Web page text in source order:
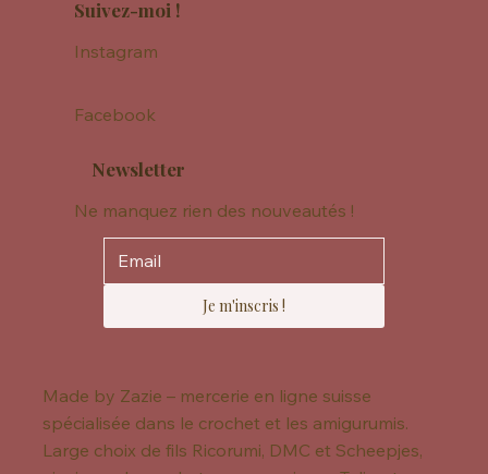
Suivez-moi !
Instagram
Facebook
Newsletter
Ne manquez rien des nouveautés !
Je m'inscris !
Made by Zazie – mercerie en ligne suisse
spécialisée dans le crochet et les amigurumis.
Large choix de fils Ricorumi, DMC et Scheepjes,